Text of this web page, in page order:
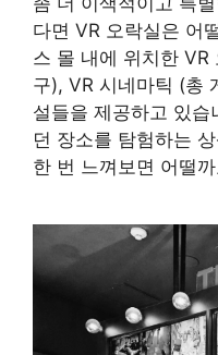
다면 VR 오락실은 어
스 몰 내에 위치한 VR
구), VR 시네마틱 (총
설들을 제공하고 있
던 장소를 탐험하는
한 번 느껴보면 어떨